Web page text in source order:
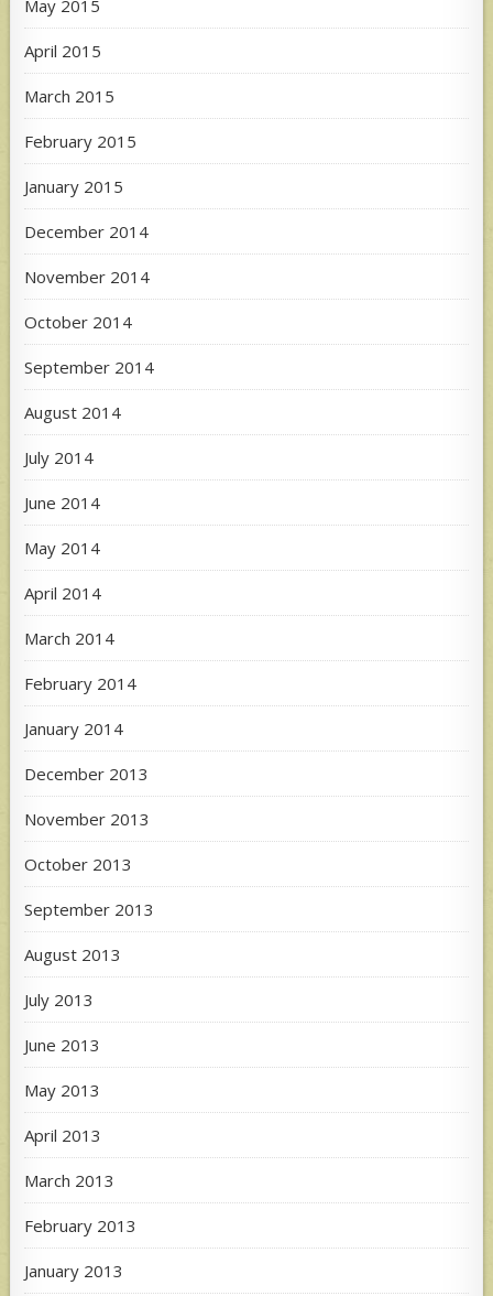
May 2015
April 2015
March 2015
February 2015
January 2015
December 2014
November 2014
October 2014
September 2014
August 2014
July 2014
June 2014
May 2014
April 2014
March 2014
February 2014
January 2014
December 2013
November 2013
October 2013
September 2013
August 2013
July 2013
June 2013
May 2013
April 2013
March 2013
February 2013
January 2013